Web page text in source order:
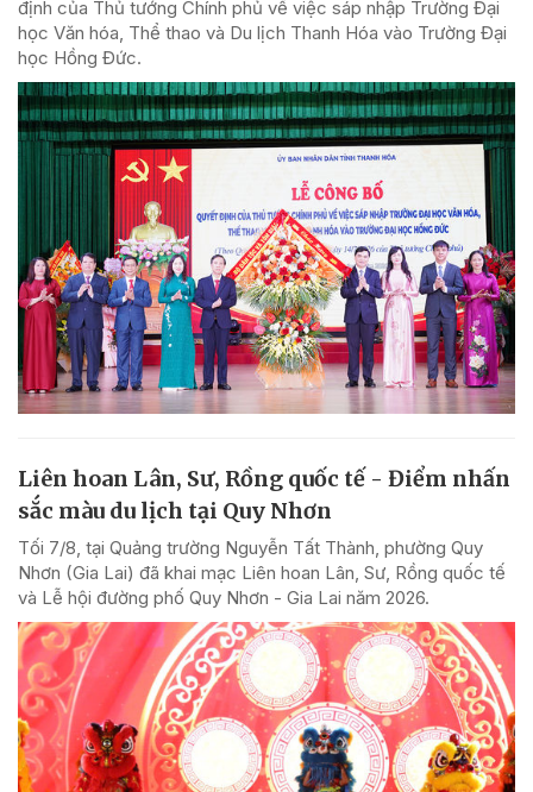
định của Thủ tướng Chính phủ về việc sáp nhập Trường Đại
học Văn hóa, Thể thao và Du lịch Thanh Hóa vào Trường Đại
học Hồng Đức.
Liên hoan Lân, Sư, Rồng quốc tế - Điểm nhấn
sắc màu du lịch tại Quy Nhơn
Tối 7/8, tại Quảng trường Nguyễn Tất Thành, phường Quy
Nhơn (Gia Lai) đã khai mạc Liên hoan Lân, Sư, Rồng quốc tế
và Lễ hội đường phố Quy Nhơn - Gia Lai năm 2026.